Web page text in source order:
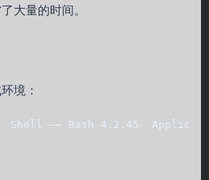
大量的时间。
境：
Shell ―― Bash 4.2.45